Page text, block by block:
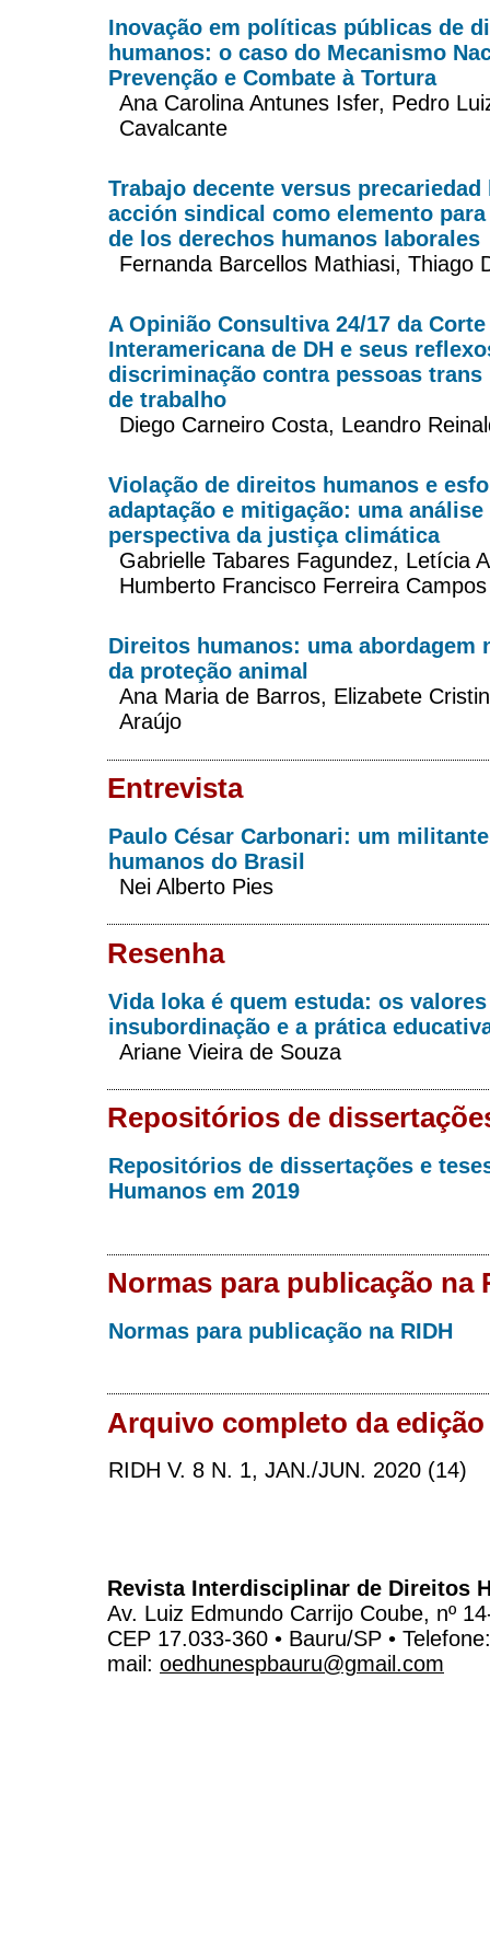
Inovação em políticas públicas de
humanos: o caso do Mecanismo
Prevenção e Combate à Tortura
Ana Carolina Antunes Isfer, Pedro
Cavalcante
Trabajo decente versus
acción sindical como elemento
de los derechos humanos laborales
Fernanda Barcellos Mathiasi, Thiago
A Opinião Consultiva 24/17 da Corte
Interamericana de DH e seus
discriminação contra pessoas trans
de trabalho
Diego Carneiro Costa, Leandro
Violação de direitos humanos e
adaptação e mitigação: uma análise
perspectiva da justiça climática
Gabrielle Tabares Fagundez, Letícia
Humberto Francisco Ferreira
Direitos humanos: uma abordagem
da proteção animal
Ana Maria de Barros, Elizabete
Araújo
Entrevista
Paulo César Carbonari: um
humanos do Brasil
Nei Alberto Pies
Resenha
Vida loka é quem estuda: os
insubordinação e a prática
Ariane Vieira de Souza
Repositórios de
Repositórios de dissertações e
Humanos em 2019
Normas para publicação na
Normas para publicação na RIDH
Arquivo completo da edição
RIDH V. 8 N. 1, JAN./JUN. 2020 (14)
Revista Interdisciplinar de Direitos
Av. Luiz Edmundo Carrijo Coube, nº
CEP 17.033-360 • Bauru/SP •
mail: oedhunespbauru@gmail.com